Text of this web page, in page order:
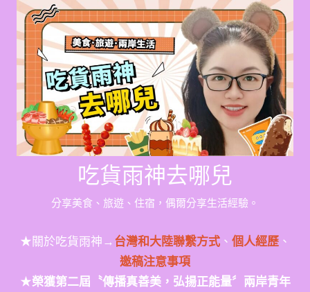
Skip
content
吃貨雨神去哪兒
分享美食、旅遊、住宿，偶爾分享生活經驗。
★關於吃貨雨神→台灣和大陸聯繫方式、 個人經歷、
邀稿注意事項
★榮獲第二屆〝傳播真善美，弘揚正能量〞兩岸青年